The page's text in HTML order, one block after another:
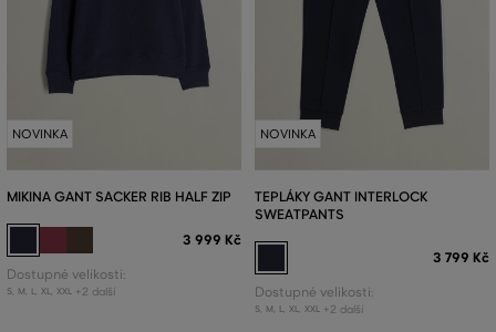
NOVINKA
MIKINA GANT SACKER RIB HALF ZIP
3 999 Kč
Dostupné velikosti:
S, M L, XL, XXL +2 další
NOVINKA
TEPLÁKY GANT INTERLOCK
SWEATPANTS
3 799 Kč
Dostupné velikosti:
S, M L, XL, XXL +2 další